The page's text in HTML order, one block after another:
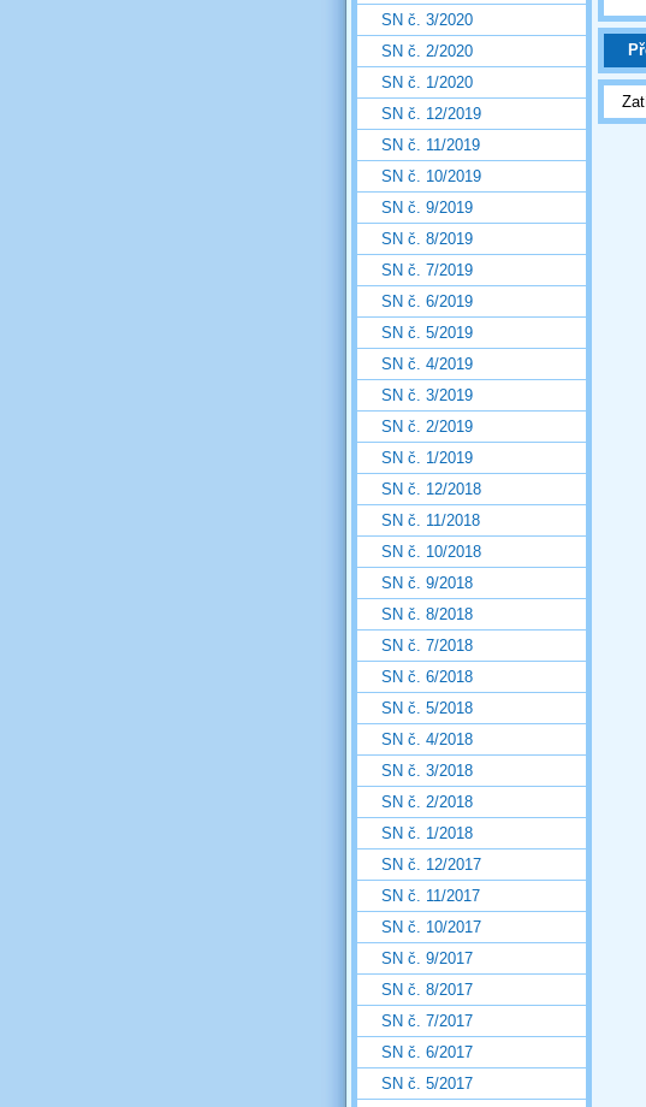
SN č. 3/2020
SN č. 2/2020
SN č. 1/2020
SN č. 12/2019
SN č. 11/2019
SN č. 10/2019
SN č. 9/2019
SN č. 8/2019
SN č. 7/2019
SN č. 6/2019
SN č. 5/2019
SN č. 4/2019
SN č. 3/2019
SN č. 2/2019
SN č. 1/2019
SN č. 12/2018
SN č. 11/2018
SN č. 10/2018
SN č. 9/2018
SN č. 8/2018
SN č. 7/2018
SN č. 6/2018
SN č. 5/2018
SN č. 4/2018
SN č. 3/2018
SN č. 2/2018
SN č. 1/2018
SN č. 12/2017
SN č. 11/2017
SN č. 10/2017
SN č. 9/2017
SN č. 8/2017
SN č. 7/2017
SN č. 6/2017
SN č. 5/2017